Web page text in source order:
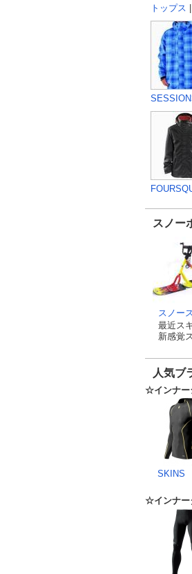
トップス
スノー
スノー
最近ス
新感覚
人気ブ
☆インナー
SKINS
☆インナー